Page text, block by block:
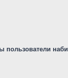
пользователи